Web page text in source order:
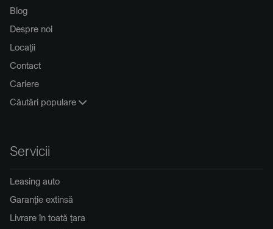
Blog
Despre noi
Locații
Contact
Cariere
Căutări populare
Servicii
Leasing auto
Garanție extinsă
Livrare în toată țara